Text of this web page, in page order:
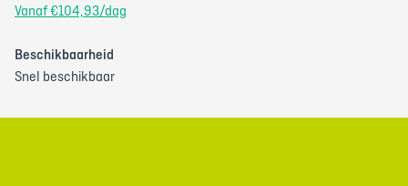
Vanaf €104,93/dag
Beschikbaarheid
Snel beschikbaar